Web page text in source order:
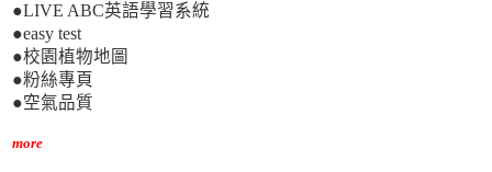
●LIVE ABC英語學習系統
●easy test
●校園植物地圖
●粉絲專頁
●空氣品質
more